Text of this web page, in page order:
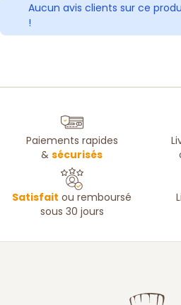
Aucun avis clients sur ce
!
Paiements rapides
&sécurisés
Satisfait ou remboursé
sous 30 jours